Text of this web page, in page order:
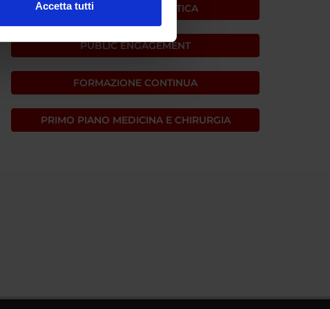
che hai fornito loro o
Accetta tuttiPRIMO PIANO DIDATTICA
PUBLIC ENGAGEMENT
FORMAZIONE CONTINUA
PRIMO PIANO MEDICINA E CHIRURGIA